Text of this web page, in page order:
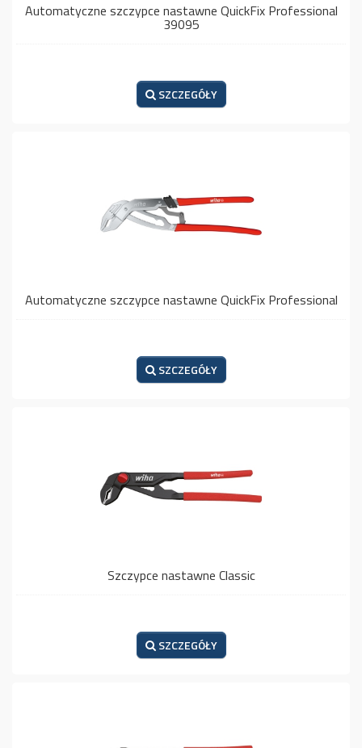
Automatyczne szczypce nastawne QuickFix Professional
39095
SZCZEGÓŁY
Automatyczne szczypce nastawne QuickFix Professional
SZCZEGÓŁY
Szczypce nastawne Classic
SZCZEGÓŁY